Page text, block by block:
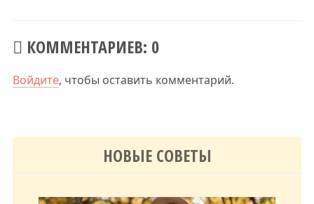
КОММЕНТАРИЕВ: 0
Войдите, чтобы оставить комментарий.
НОВЫЕ СОВЕТЫ